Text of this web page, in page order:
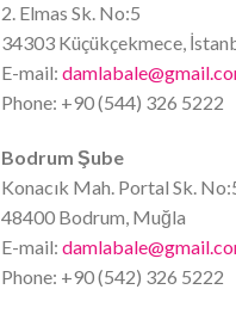
2. Elmas Sk. No:5
34303 Küçükçekmece,
E-mail:
Phone: +90 (544) 326 5222
Bodrum Şube
Konacık Mah. Portal Sk.
48400 Bodrum, Muğla
E-mail:
Phone: +90 (542) 326 5222